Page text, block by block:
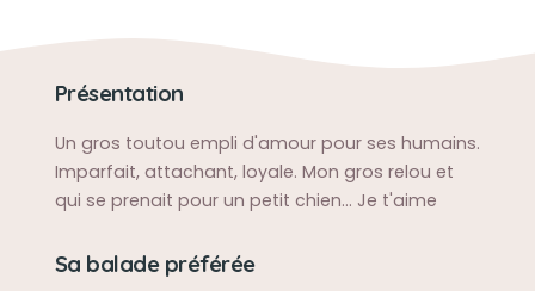
Présentation
Un gros toutou empli d'amour pour ses humains.
Imparfait, attachant, loyale. Mon gros relou et
qui se prenait pour un petit chien... Je t'aime
Sa balade préférée